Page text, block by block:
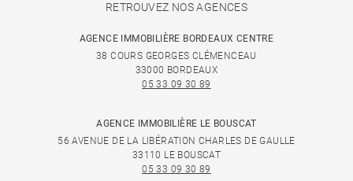
RETROUVEZ NOS AGENCES
AGENCE IMMOBILIÈRE BORDEAUX CENTRE
38 COURS GEORGES CLÉMENCEAU
33000 BORDEAUX
05 33 09 30 89
AGENCE IMMOBILIÈRE LE BOUSCAT
56 AVENUE DE LA LIBÉRATION CHARLES DE GAULLE
33110 LE BOUSCAT
05 33 09 30 89